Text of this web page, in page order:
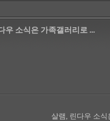
우 소식은 가족갤러리로 ...
살램, 린다우 소